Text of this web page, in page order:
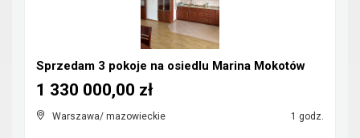
Sprzedam 3 pokoje na osiedlu Marina Mokotów
Warszawa/ mazowieckie 1 godz.
1 330 000,00 zł